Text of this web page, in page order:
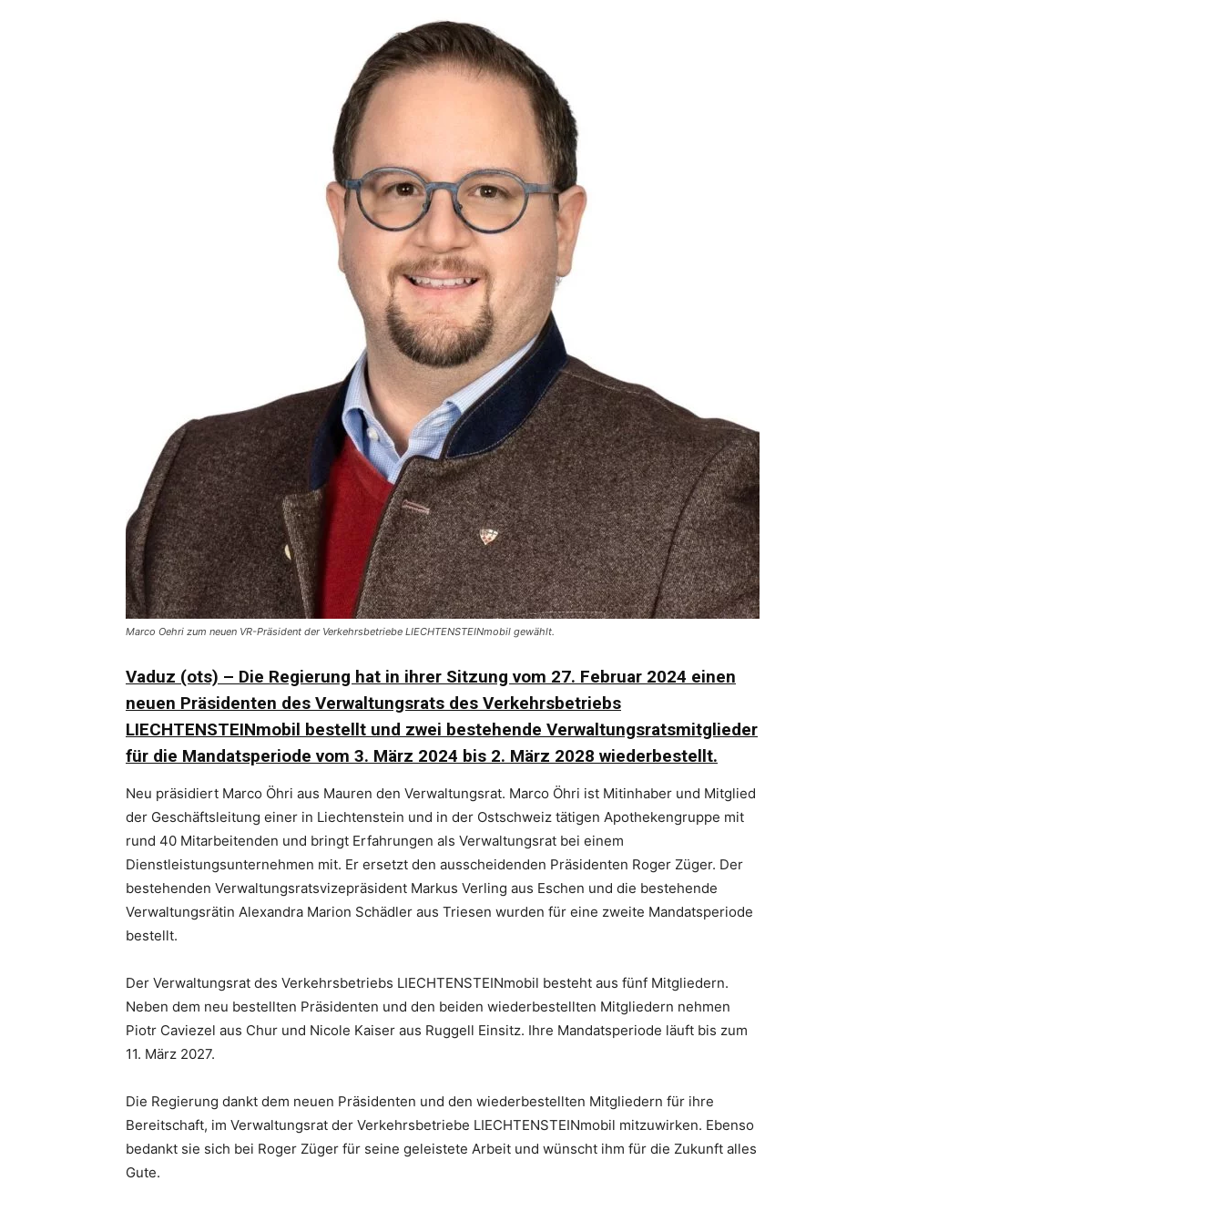
Marco Oehri zum neuen VR-Präsident der Verkehrsbetriebe LIECHTENSTEINmobil gewählt.
Vaduz (ots) – Die Regierung hat in ihrer Sitzung vom 27. Februar 2024 einen
neuen Präsidenten des Verwaltungsrats des Verkehrsbetriebs
LIECHTENSTEINmobil bestellt und zwei bestehende Verwaltungsratsmitglieder
für die Mandatsperiode vom 3. März 2024 bis 2. März 2028 wiederbestellt.
Neu präsidiert Marco Öhri aus Mauren den Verwaltungsrat. Marco Öhri ist Mitinhaber und Mitglied
der Geschäftsleitung einer in Liechtenstein und in der Ostschweiz tätigen Apothekengruppe mit
rund 40 Mitarbeitenden und bringt Erfahrungen als Verwaltungsrat bei einem
Dienstleistungsunternehmen mit. Er ersetzt den ausscheidenden Präsidenten Roger Züger. Der
bestehenden Verwaltungsratsvizepräsident Markus Verling aus Eschen und die bestehende
Verwaltungsrätin Alexandra Marion Schädler aus Triesen wurden für eine zweite Mandatsperiode
bestellt.
Der Verwaltungsrat des Verkehrsbetriebs LIECHTENSTEINmobil besteht aus fünf Mitgliedern.
Neben dem neu bestellten Präsidenten und den beiden wiederbestellten Mitgliedern nehmen
Piotr Caviezel aus Chur und Nicole Kaiser aus Ruggell Einsitz. Ihre Mandatsperiode läuft bis zum
11. März 2027.
Die Regierung dankt dem neuen Präsidenten und den wiederbestellten Mitgliedern für ihre
Bereitschaft, im Verwaltungsrat der Verkehrsbetriebe LIECHTENSTEINmobil mitzuwirken. Ebenso
bedankt sie sich bei Roger Züger für seine geleistete Arbeit und wünscht ihm für die Zukunft alles
Gute.